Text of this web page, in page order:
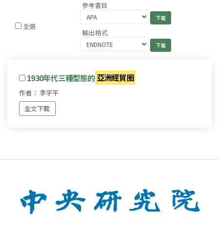
全選
參考書目
輸出格式
1930年代三種型態的亞洲經貿圈
作者： 李宇平
全文下載